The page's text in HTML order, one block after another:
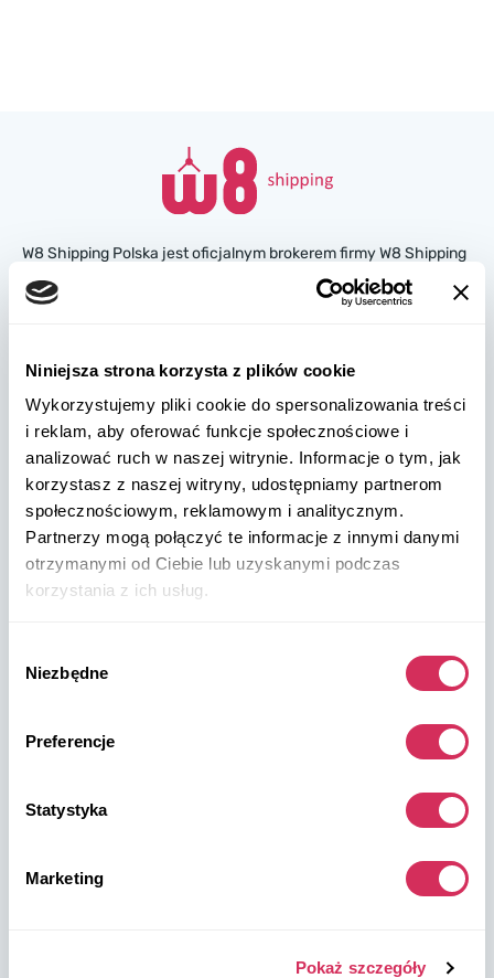
Niniejsza strona korzysta z plików cookie
Wykorzystujemy pliki cookie do spersonalizowania treści
i reklam, aby oferować funkcje społecznościowe i
analizować ruch w naszej witrynie. Informacje o tym, jak
korzystasz z naszej witryny, udostępniamy partnerom
społecznościowym, reklamowym i analitycznym.
Partnerzy mogą połączyć te informacje z innymi danymi
otrzymanymi od Ciebie lub uzyskanymi podczas
korzystania z ich usług.
zgody
Niezbędne
Preferencje
Statystyka
Marketing
Pokaż szczegóły
W8 Shipping Polska jest oficjalnym brokerem firmy W8 Shipping
USA, międzynarodowej firmy zajmującej się wysyłką
samochodów z USA. Jesteśmy znani i zaufało nam tysiące
zorganizujemy ich dostawę z USA szybko i bezpiecznie!
partners@w8shippingpl.com
+48 572 567 718
W8 Shipping PL Grójecka , 194/2 Warszawa, 02-390
na mapie
Magazyny W8 Shipping USA
USA, Norfolk
Chesapeake
VA 23323, USA